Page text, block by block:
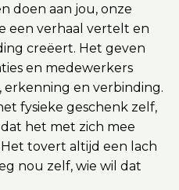
doen aan jou, onze
een verhaal vertelt en
creëert. Het geven
en medewerkers
erkenning en verbinding.
fysieke geschenk zelf,
het met zich mee
tovert altijd een lach
nou zelf, wie wil dat